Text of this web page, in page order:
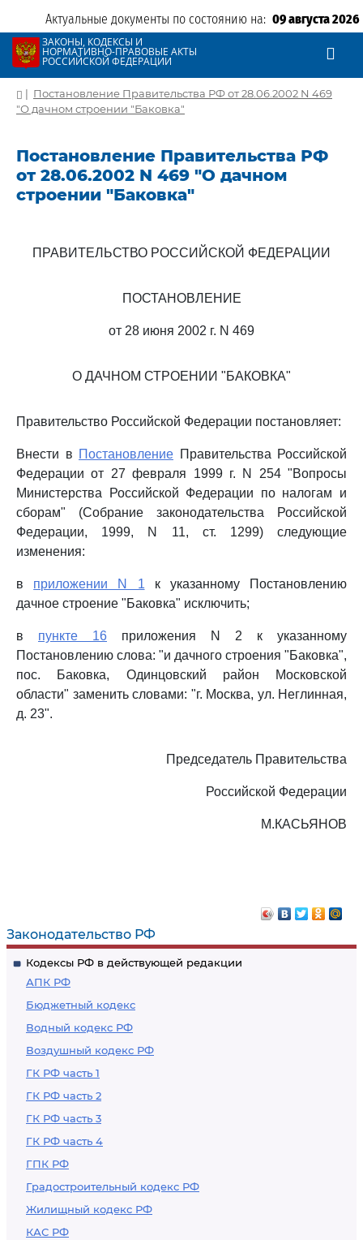
Актуальные документы по состоянию на: 09 августа 2026
ЗАКОНЫ, КОДЕКСЫ И
НОРМАТИВНО-ПРАВОВЫЕ АКТЫ
РОССИЙСКОЙ ФЕДЕРАЦИИ
Законодательство РФ
Кодексы РФ в действующей редакции
АПК РФ
Бюджетный кодекс
Водный кодекс РФ
Воздушный кодекс РФ
ГК РФ часть 1
ГК РФ часть 2
ГК РФ часть 3
ГК РФ часть 4
ГПК РФ
Градостроительный кодекс РФ
Жилищный кодекс РФ
КАС РФ
| Постановление Правительства РФ от 28.06.2002 N 469
"О дачном строении "Баковка"
Постановление Правительства РФ
от 28.06.2002 N 469 "О дачном
строении "Баковка"
ПРАВИТЕЛЬСТВО РОССИЙСКОЙ ФЕДЕРАЦИИ
ПОСТАНОВЛЕНИЕ
от 28 июня 2002 г. N 469
О ДАЧНОМ СТРОЕНИИ "БАКОВКА"
Правительство Российской Федерации постановляет:
Внести в Постановление Правительства Российской
Федерации от 27 февраля 1999 г. N 254 "Вопросы
Министерства Российской Федерации по налогам и
сборам" (Собрание законодательства Российской
Федерации, 1999, N 11, ст. 1299) следующие
изменения:
в приложении N 1 к указанному Постановлению
дачное строение "Баковка" исключить;
в пункте 16 приложения N 2 к указанному
Постановлению слова: "и дачного строения "Баковка",
пос. Баковка, Одинцовский район Московской
области" заменить словами: "г. Москва, ул. Неглинная,
д. 23".
Председатель Правительства
Российской Федерации
М.КАСЬЯНОВ